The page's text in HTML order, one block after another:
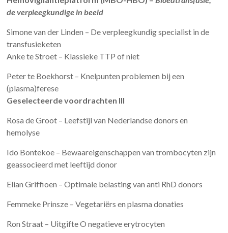
de verpleegkundige in beeld
Simone van der Linden – De verpleegkundig specialist in de
transfusieketen
Anke te Stroet – Klassieke TTP of niet
Peter te Boekhorst – Knelpunten problemen bij een
(plasma)ferese
Geselecteerde voordrachten III
Rosa de Groot – Leefstijl van Nederlandse donors en
hemolyse
Ido Bontekoe – Bewaareigenschappen van trombocyten zijn
geassocieerd met leeftijd donor
Elian Griffioen – Optimale belasting van anti RhD donors
Femmeke Prinsze – Vegetariërs en plasma donaties
Ron Straat – Uitgifte O negatieve erytrocyten